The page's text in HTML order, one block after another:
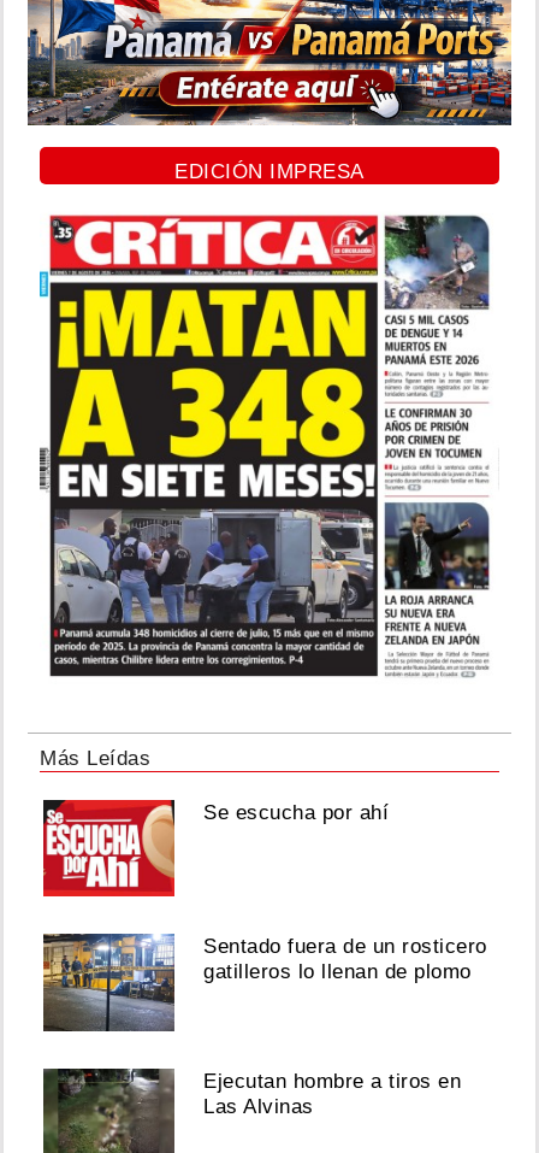
EDICIÓN IMPRESA
Más Leídas
Se escucha por ahí
Sentado fuera de un rosticero
gatilleros lo llenan de plomo
Ejecutan hombre a tiros en
Las Alvinas